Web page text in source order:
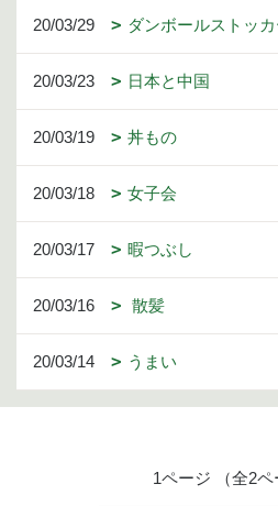
20/03/29 ダンボールストッ
20/03/23 日本と中国
20/03/19 丼もの
20/03/18 女子会
20/03/17 暇つぶし
20/03/16 散髪
20/03/14 うまい
1ページ （全2ペ